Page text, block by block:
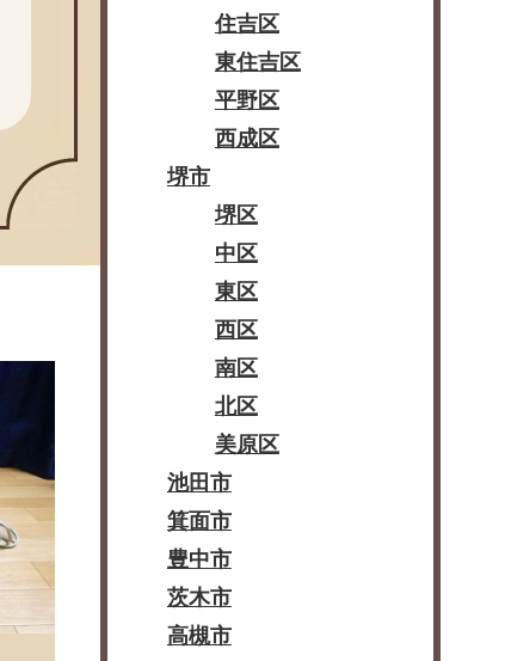
住吉区
東住吉区
平野区
西成区
堺市
堺区
中区
東区
西区
南区
北区
美原区
池田市
箕面市
豊中市
茨木市
高槻市